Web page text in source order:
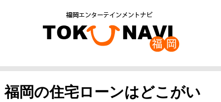
福岡の住宅ローンはどこがい